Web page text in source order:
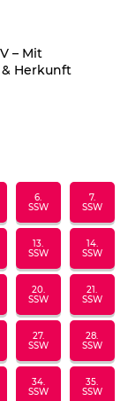
– Mit
Herkunft
6.
SSW
7.
SSW
13.
SSW
14.
SSW
20.
SSW
21.
SSW
27.
SSW
28.
SSW
34.
SSW
35.
SSW